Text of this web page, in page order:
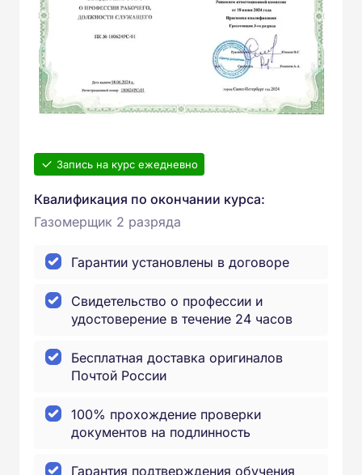
Запись на курс ежедневно
Квалификация по окончании курса:
Газомерщик 2 разряда
Гарантии установлены в договоре
Свидетельство о профессии и
удостоверение в течение 24 часов
Бесплатная доставка оригиналов
Почтой России
100% прохождение проверки
документов на подлинность
Гарантия подтверждения обучения